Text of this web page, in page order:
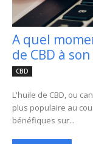
A quel
de CBD à
CBD
L'huile de CBD, ou
plus populaire au
bénéfiques sur...